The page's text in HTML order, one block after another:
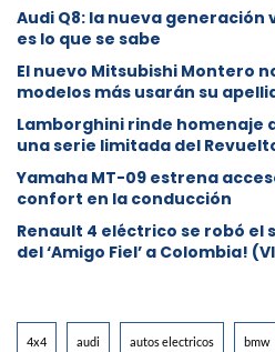
Audi Q8: la nueva generación
es lo que se sabe
⁠El nuevo Mitsubishi Montero
modelos más usarán su
Lamborghini rinde homenaje
una serie limitada del
Yamaha MT-09 estrena
confort en la conducción
Renault 4 eléctrico se robó el
del ‘Amigo Fiel’ a Colombia!
4x4 audi autos electricos bmw